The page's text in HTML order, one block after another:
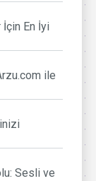
En İyi
ile
Sesli ve